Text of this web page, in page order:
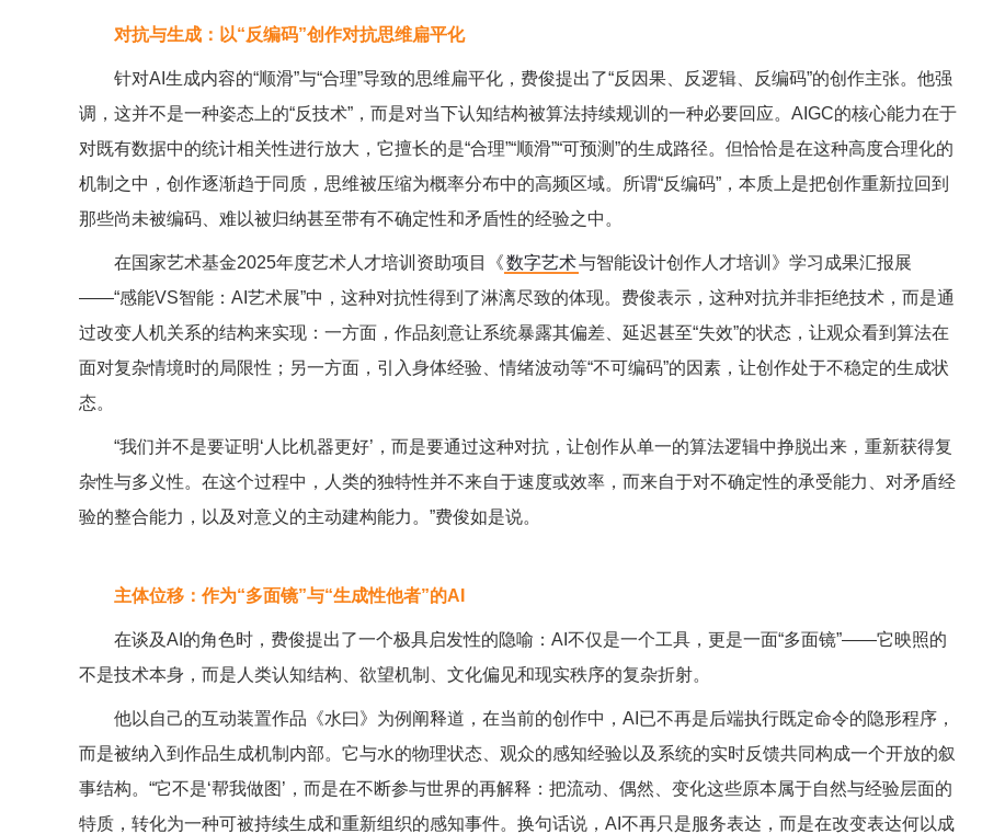
对抗与生成：以“反编码”创作对抗思维扁平化
针对AI生成内容的“顺滑”与“合理”导致的思维扁平化，费俊提出了“反因果、反逻辑、反编码”的创作主张。他强
调，这并不是一种姿态上的“反技术”，而是对当下认知结构被算法持续规训的一种必要回应。AIGC的核心能力在于
对既有数据中的统计相关性进行放大，它擅长的是“合理”“顺滑”“可预测”的生成路径。但恰恰是在这种高度合理化的
机制之中，创作逐渐趋于同质，思维被压缩为概率分布中的高频区域。所谓“反编码”，本质上是把创作重新拉回到
那些尚未被编码、难以被归纳甚至带有不确定性和矛盾性的经验之中。
在国家艺术基金2025年度艺术人才培训资助项目《数字艺术与智能设计创作人才培训》学习成果汇报展
——“感能VS智能：AI艺术展”中，这种对抗性得到了淋漓尽致的体现。费俊表示，这种对抗并非拒绝技术，而是通
过改变人机关系的结构来实现：一方面，作品刻意让系统暴露其偏差、延迟甚至“失效”的状态，让观众看到算法在
面对复杂情境时的局限性；另一方面，引入身体经验、情绪波动等“不可编码”的因素，让创作处于不稳定的生成状
态。
“我们并不是要证明‘人比机器更好’，而是要通过这种对抗，让创作从单一的算法逻辑中挣脱出来，重新获得复
杂性与多义性。在这个过程中，人类的独特性并不来自于速度或效率，而来自于对不确定性的承受能力、对矛盾经
验的整合能力，以及对意义的主动建构能力。”费俊如是说。
主体位移：作为“多面镜”与“生成性他者”的AI
在谈及AI的角色时，费俊提出了一个极具启发性的隐喻：AI不仅是一个工具，更是一面“多面镜”——它映照的
不是技术本身，而是人类认知结构、欲望机制、文化偏见和现实秩序的复杂折射。
他以自己的互动装置作品《水曰》为例阐释道，在当前的创作中，AI已不再是后端执行既定命令的隐形程序，
而是被纳入到作品生成机制内部。它与水的物理状态、观众的感知经验以及系统的实时反馈共同构成一个开放的叙
事结构。“它不是‘帮我做图’，而是在不断参与世界的再解释：把流动、偶然、变化这些原本属于自然与经验层面的
特质，转化为一种可被持续生成和重新组织的感知事件。换句话说，AI不再只是服务表达，而是在改变表达何以成